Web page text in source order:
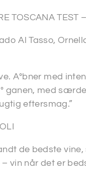
TOSCANA TEST
Al Tasso,
A°bner med
ganen, med
eftersmag.”
de bedste
vin når det er